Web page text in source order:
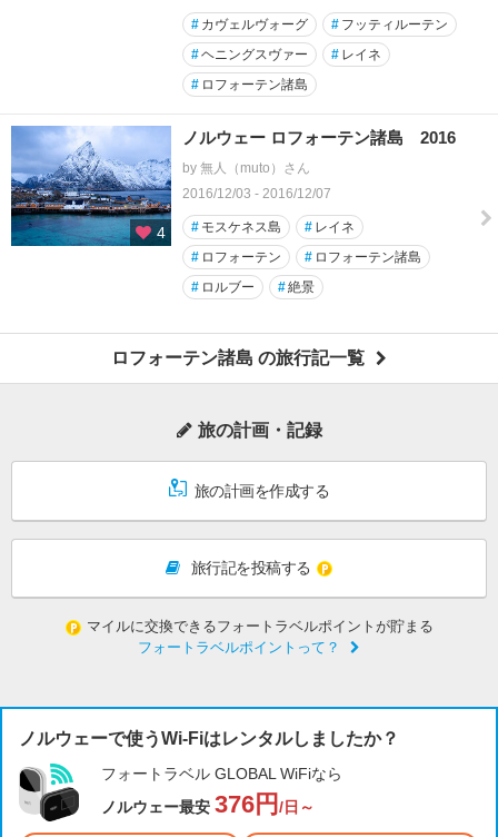
# カヴェルヴォーグ # フッティルーテン
#ヘニングスヴァー # レイネ
# ロフォーテン諸島
4
ノルウェー ロフォーテン諸島 2016
by 無人（muto）さん
2016/12/03 - 2016/12/07
# モスケネス島 # レイネ
# ロフォーテン # ロフォーテン諸島
# ロルブー #絶景
ロフォーテン諸島 の旅行記一覧
旅の計画・記録
旅の計画を作成する
旅行記を投稿する
マイルに交換できるフォートラベルポイントが貯まる
フォートラベルポイントって？
ノルウェーで使うWi-Fiはレンタルしましたか？
フォートラベル GLOBAL WiFiなら
ノルウェー最安 376円 /日～